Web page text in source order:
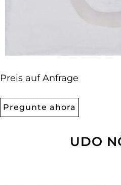
Preis auf Anfrage
Pregunte ahora
UDO